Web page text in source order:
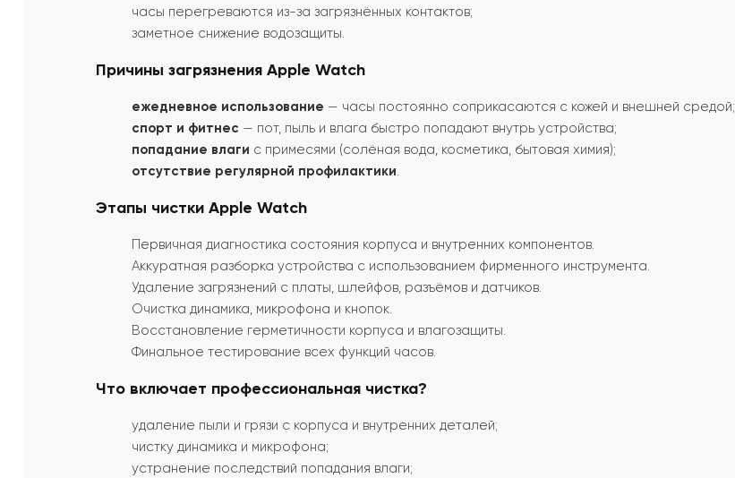
часы перегреваются из-за загрязнённых контактов;
заметное снижение водозащиты.
Причины загрязнения Apple Watch
ежедневное использование — часы постоянно соприкасаются с кожей и внешней средой;
спорт и фитнес — пот, пыль и влага быстро попадают внутрь устройства;
попадание влаги с примесями (солёная вода, косметика, бытовая химия);
отсутствие регулярной профилактики.
Этапы чистки Apple Watch
Первичная диагностика состояния корпуса и внутренних компонентов.
Аккуратная разборка устройства с использованием фирменного инструмента.
Удаление загрязнений с платы, шлейфов, разъёмов и датчиков.
Очистка динамика, микрофона и кнопок.
Восстановление герметичности корпуса и влагозащиты.
Финальное тестирование всех функций часов.
Что включает профессиональная чистка?
удаление пыли и грязи с корпуса и внутренних деталей;
чистку динамика и микрофона;
устранение последствий попадания влаги;